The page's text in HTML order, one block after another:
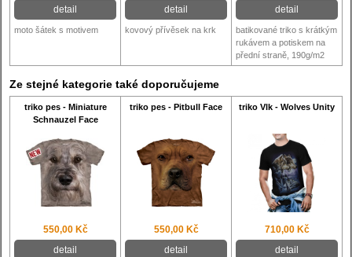
detail
detail
detail
moto šátek s motivem kovový přívěsek na krk
batikované triko s krátkým
rukávem a potiskem na
přední straně, 190g/m2
Ze stejné kategorie také doporučujeme
triko pes - Miniature
Schnauzel Face
triko pes - Pitbull Face triko Vlk - Wolves Unity
550,00 Kč
detail
550,00 Kč
detail
710,00 Kč
detail